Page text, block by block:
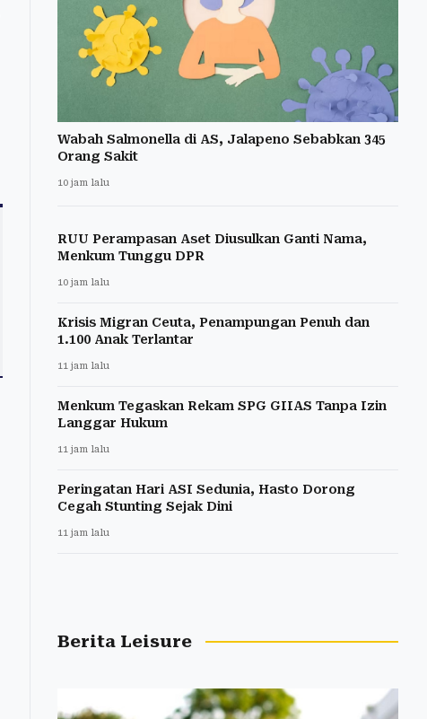
Wabah Salmonella di AS, Jalapeno Sebabkan 345
Orang Sakit
10 jam lalu
RUU Perampasan Aset Diusulkan Ganti Nama,
Menkum Tunggu DPR
10 jam lalu
Krisis Migran Ceuta, Penampungan Penuh dan
1.100 Anak Terlantar
11 jam lalu
Menkum Tegaskan Rekam SPG GIIAS Tanpa Izin
Langgar Hukum
11 jam lalu
Peringatan Hari ASI Sedunia, Hasto Dorong
Cegah Stunting Sejak Dini
11 jam lalu
Berita Leisure